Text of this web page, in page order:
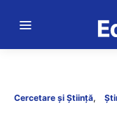
Cercetare și Știință